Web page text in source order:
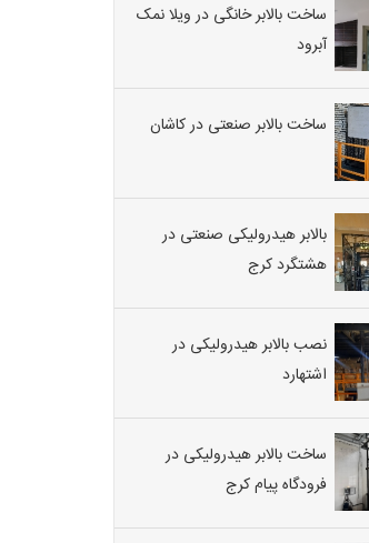
ساخت بالابر خانگی در ویلا نمک
آبرود
ساخت بالابر صنعتی در کاشان
بالابر هیدرولیکی صنعتی در
هشتگرد کرج
نصب بالابر هیدرولیکی در
اشتهارد
ساخت بالابر هیدرولیکی در
فرودگاه پیام کرج